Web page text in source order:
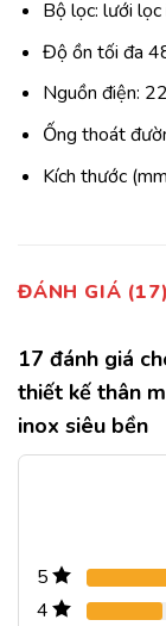
Bộ lọc: lưới
Độ ồn tối đa
Nguồn điện:
Ống thoát
Kích thước
ĐÁNH GIÁ (17)
17 đánh giá
thiết kế thân
inox siêu bền
5
4